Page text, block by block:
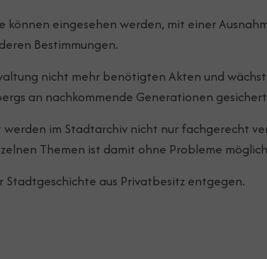
eingesehen werden, mit einer
Bestimmungen.
nicht mehr benötigten Akten und
an nachkommende Generationen
werden im Stadtarchiv nicht nur fachgerecht
Themen ist damit ohne Probleme
Stadtgeschichte aus Privatbesitz entgegen.